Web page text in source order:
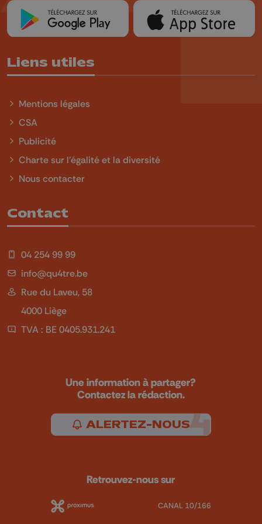
Liens utiles
Mentions légales
CSA
Publicité
Charte sur l'égalité et la diversité
Nous contacter
Contact
04 254 99 99
info@qu4tre.be
Rue du Laveu, 58
4000 Liège
TVA : BE 0405.931.241
Une information à partager?
Contactez la rédaction.
ALERTEZ-NOUS
Retrouvez-nous sur
CANAL 10/166